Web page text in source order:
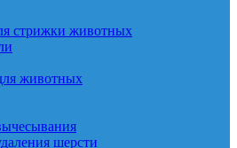
стрижки животных
животных
шерсти